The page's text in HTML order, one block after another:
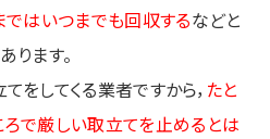
ではいつまでも回収するなどと
ります。
をしてくる業者ですから， たと
で厳しい取立てを止めるとは